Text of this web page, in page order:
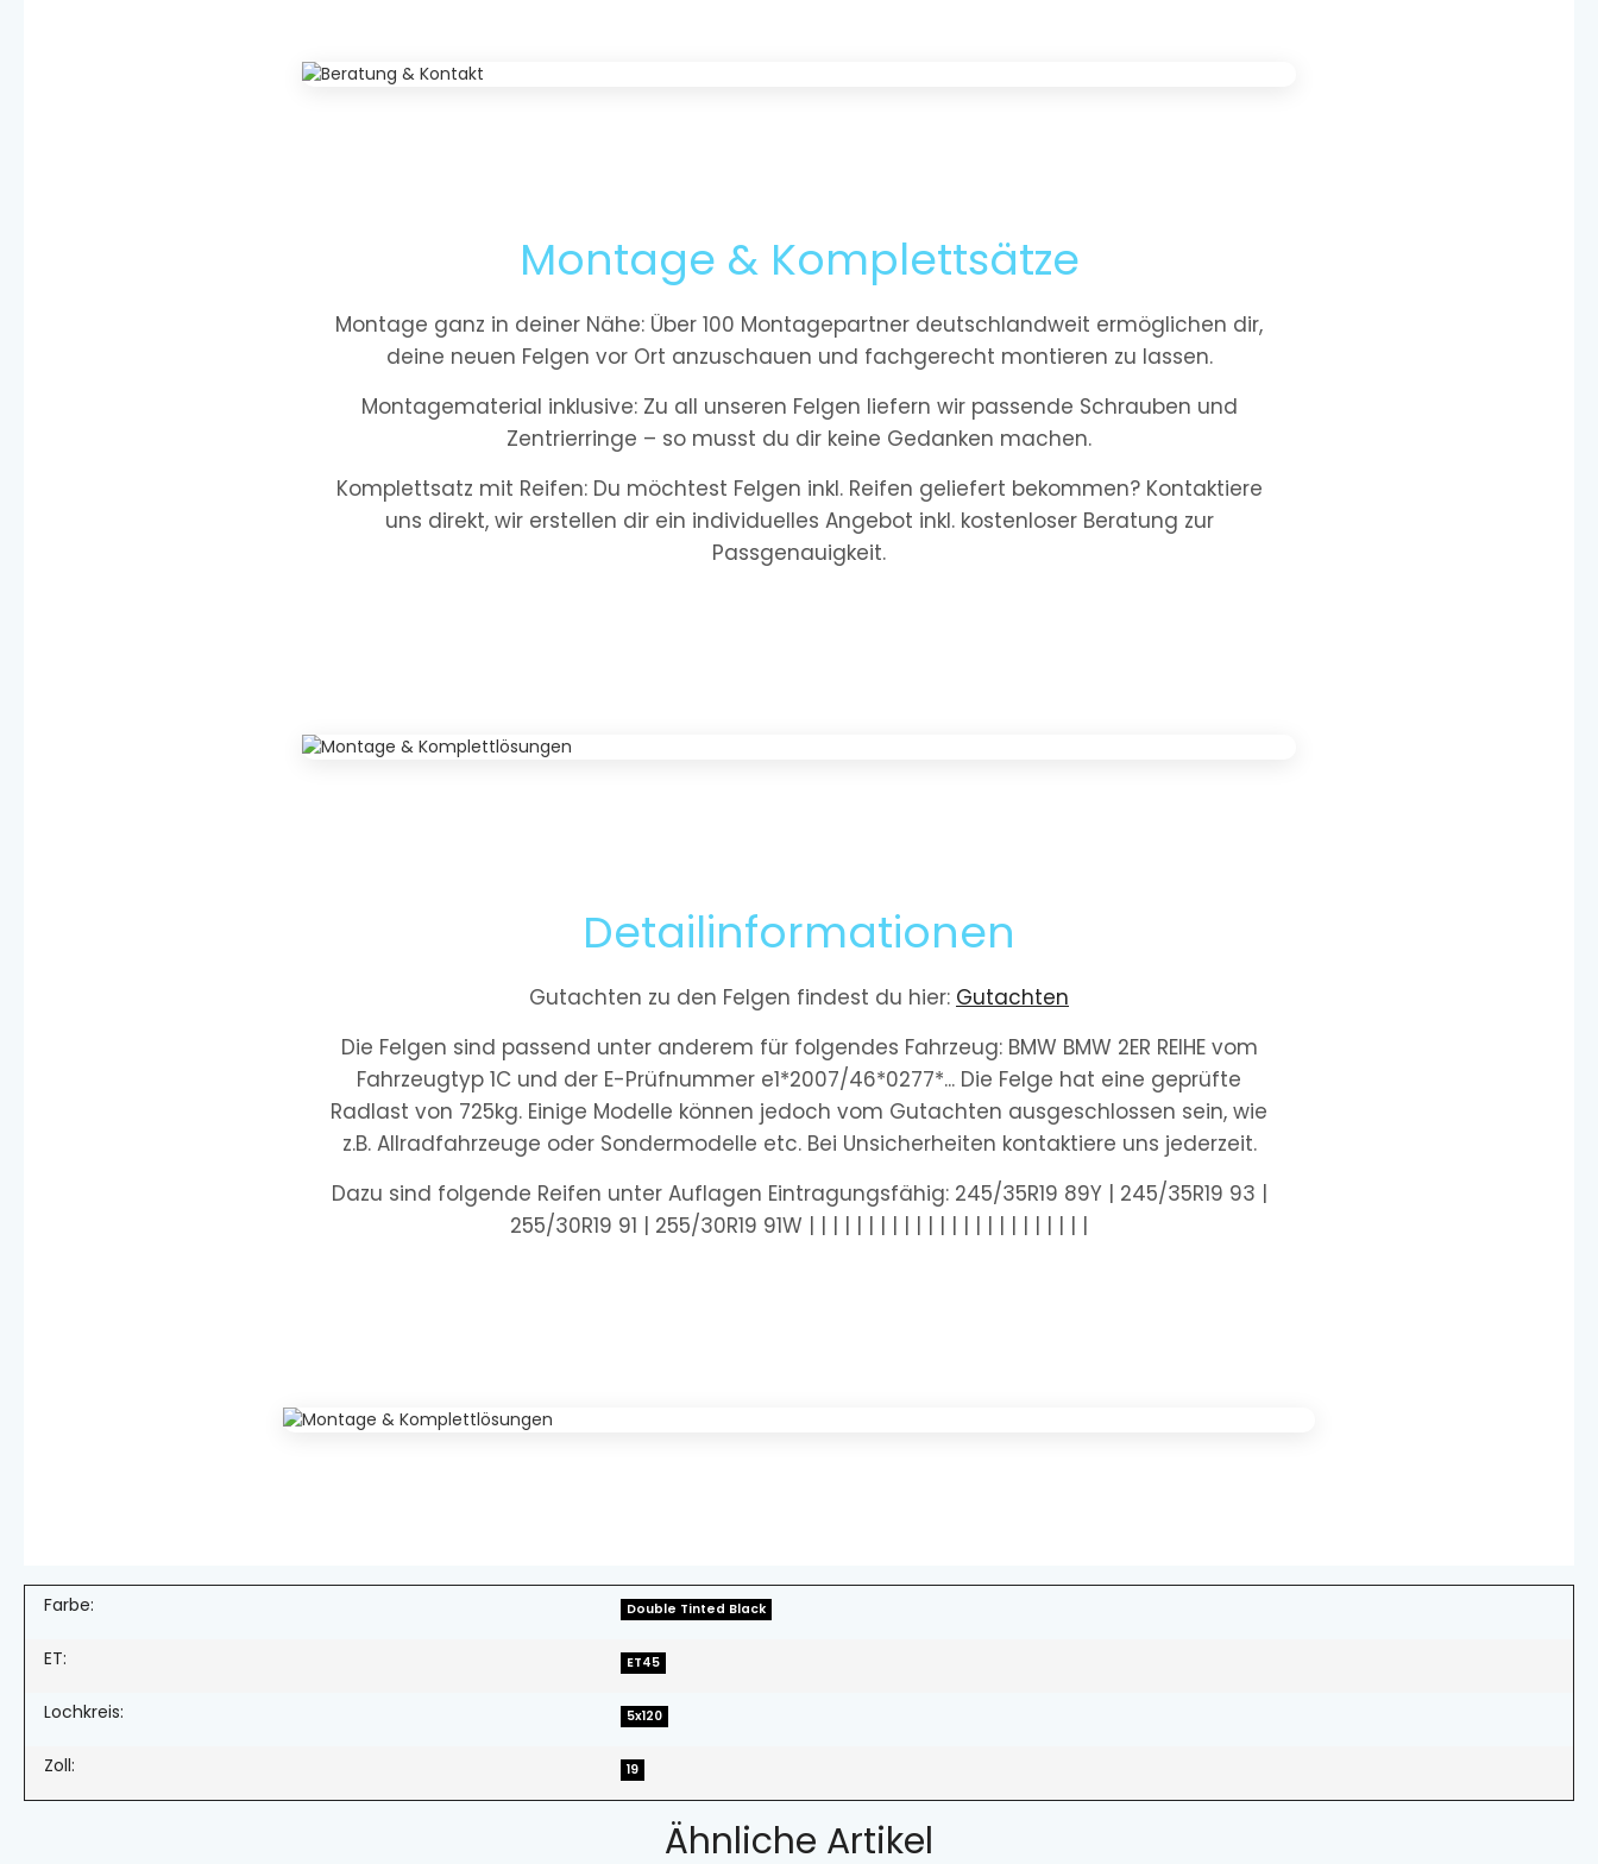
Montage & Komplettsätze
Montage ganz in deiner Nähe: Über 100 Montagepartner deutschlandweit ermöglichen dir,
deine neuen Felgen vor Ort anzuschauen und fachgerecht montieren zu lassen.
Montagematerial inklusive: Zu all unseren Felgen liefern wir passende Schrauben und
Zentrierringe – so musst du dir keine Gedanken machen.
Komplettsatz mit Reifen: Du möchtest Felgen inkl. Reifen geliefert bekommen? Kontaktiere
uns direkt, wir erstellen dir ein individuelles Angebot inkl. kostenloser Beratung zur
Passgenauigkeit.
Detailinformationen
Gutachten zu den Felgen findest du hier: Gutachten
Die Felgen sind passend unter anderem für folgendes Fahrzeug: BMW BMW 2ER REIHE vom
Fahrzeugtyp 1C und der E-Prüfnummer e1*2007/46*0277*... Die Felge hat eine geprüfte
Radlast von 725kg. Einige Modelle können jedoch vom Gutachten ausgeschlossen sein, wie
z.B. Allradfahrzeuge oder Sondermodelle etc. Bei Unsicherheiten kontaktiere uns jederzeit.
Dazu sind folgende Reifen unter Auflagen Eintragungsfähig: 245/35R19 89Y | 245/35R19 93 |
255/30R19 91 | 255/30R19 91W | | | | | | | | | | | | | | | | | | | | | | | |
Farbe: Double Tinted Black
ET: ET45
Lochkreis: 5x120
Zoll: 19
Ähnliche Artikel